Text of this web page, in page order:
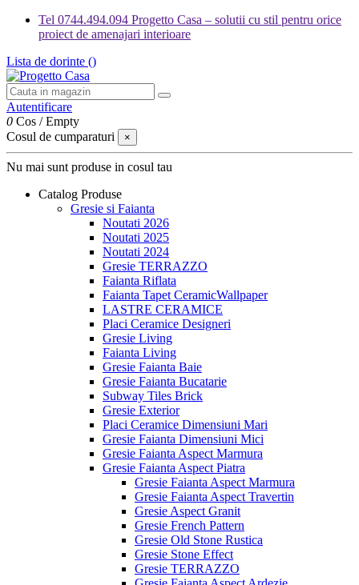
Tel 0744.494.094 Progetto Casa – solutii cu stil pentru orice
proiect de amenajari interioare
Lista de dorinte ()
Autentificare
0 Cos /Empty
Cosul de cumparaturi
×
Nu mai sunt produse in cosul tau
Catalog Produse
Gresie si Faianta
Noutati 2026
Noutati 2025
Noutati 2024
Gresie TERRAZZO
Faianta Riflata
Faianta Tapet CeramicWallpaper
LASTRE CERAMICE
Placi Ceramice Designeri
Gresie Living
Faianta Living
Gresie Faianta Baie
Gresie Faianta Bucatarie
Subway Tiles Brick
Gresie Exterior
Placi Ceramice Dimensiuni Mari
Gresie Faianta Dimensiuni Mici
Gresie Faianta Aspect Marmura
Gresie Faianta Aspect Piatra
Gresie Faianta Aspect Marmura
Gresie Faianta Aspect Travertin
Gresie Aspect Granit
Gresie French Pattern
Gresie Old Stone Rustica
Gresie Stone Effect
Gresie TERRAZZO